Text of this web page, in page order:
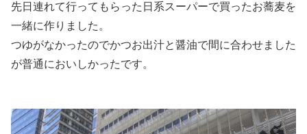
先日連れて行ってもらった日系スーパーで買ったお蕎麦を
一緒に作りました。
つゆがなかったのでかつお出汁と醤油で間に合わせました
が普通においしかったです。